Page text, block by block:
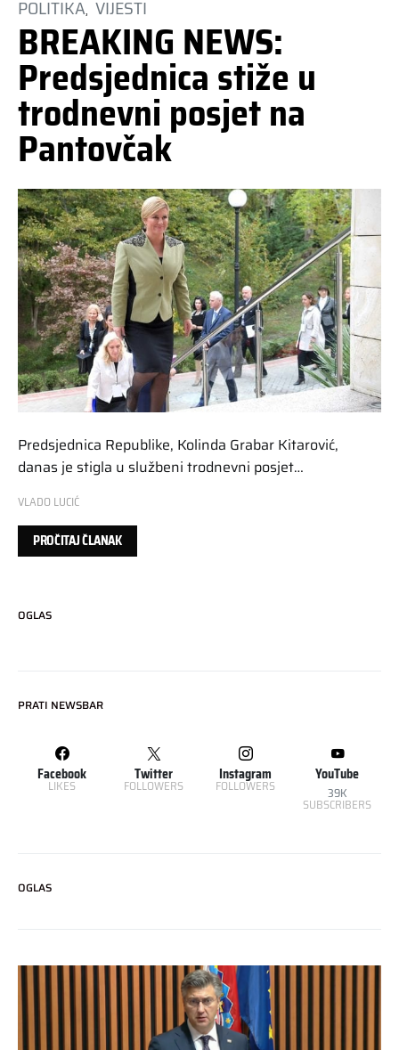
POLITIKA VIJESTI
BREAKING NEWS:
Predsjednica stiže u
trodnevni posjet na
Pantovčak
Predsjednica Republike, Kolinda Grabar Kitarović,
danas je stigla u službeni trodnevni posjet…
VLADO LUCIĆ
PROČITAJ ČLANAK
OGLAS
PRATI NEWSBAR
Facebook
LIKES
Twitter
FOLLOWERS
Instagram
FOLLOWERS
YouTube
39K
SUBSCRIBERS
OGLAS